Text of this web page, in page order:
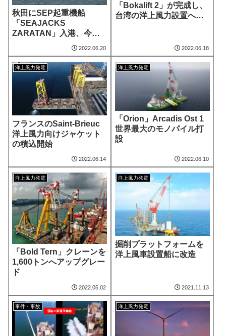
秋田にSEP起重機船
「SEAJACKS
ZARATAN」入港、今週
にも風車設置開始
2022.06.20
「Bokalift 2」が完成し、
台湾の洋上風力設置へ向
2022.06.18
洋上風力発電
フランスのSaint-Brieuc
洋上風力向けジャケット
の積込開始
2022.06.14
洋上風力発電
「Orion」Arcadis Ost 1
世界最大のモノパイル打
設
2022.06.10
洋上風力発電
「Bold Tern」クレーンを
1,600トンへアップグレー
ド
2022.05.02
洋上風力発電
掘削プラットフォームを
洋上風車設置船に改造
2021.11.13
事件・事故 洋上風力発電